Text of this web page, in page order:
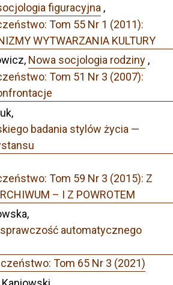
figuracyjna ,
Tom 55 Nr 1 (2011):
WYTWARZANIA KULTURY
Nowa socjologia rodziny ,
Tom 51 Nr 3 (2007):
badania stylów życia —
Tom 59 Nr 3 (2015): Z
– I Z POWROTEM
automatycznego
Tom 65 Nr 3 (2021)